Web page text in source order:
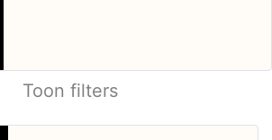
Toon filters